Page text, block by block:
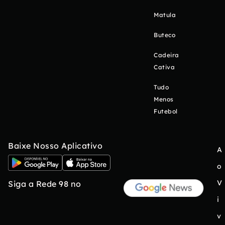
Matula
Buteco
Cadeira
Cativa
Tudo
Menos
Futebol
Baixe Nosso Aplicativo
Siga a Rede 98 no
A
o
V
i
v